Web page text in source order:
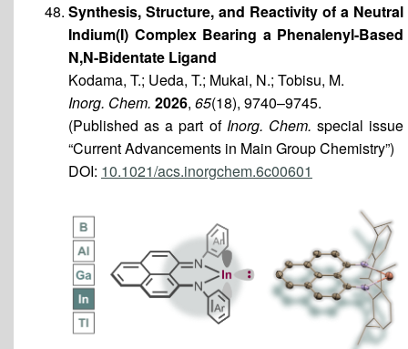
Synthesis, Structure, and Reactivity of a Neutral
Indium(I) Complex Bearing a Phenalenyl-Based
N,N-Bidentate Ligand
Kodama, T.; Ueda, T.; Mukai, N.; Tobisu, M.
Inorg. Chem. 2026, 65(18), 9740–9745.
(Published as a part of Inorg. Chem. special issue
“Current Advancements in Main Group Chemistry”)
DOI: 10.1021/acs.inorgchem.6c00601